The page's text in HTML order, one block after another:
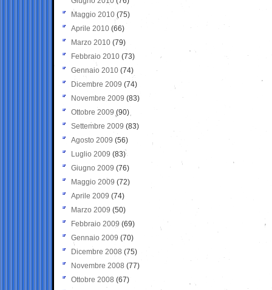
Maggio 2010 (75)
Aprile 2010 (66)
Marzo 2010 (79)
Febbraio 2010 (73)
Gennaio 2010 (74)
Dicembre 2009 (74)
Novembre 2009 (83)
Ottobre 2009 (90)
Settembre 2009 (83)
Agosto 2009 (56)
Luglio 2009 (83)
Giugno 2009 (76)
Maggio 2009 (72)
Aprile 2009 (74)
Marzo 2009 (50)
Febbraio 2009 (69)
Gennaio 2009 (70)
Dicembre 2008 (75)
Novembre 2008 (77)
Ottobre 2008 (67)